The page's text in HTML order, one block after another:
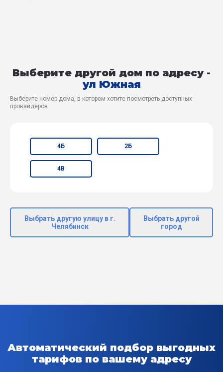
Выберите другой дом по адресу -
ул Южная
Выберите номер дома, в котором хотите посмотреть доступных
провайдеров
4Б 2Б
4В
Выбрать другую улицу в г.
Челябинск
Выбрать другой
город
Автоматический подбор выгодных
тарифов по вашему адресу